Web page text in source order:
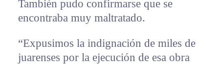
También pudo confirmarse que se
encontraba muy maltratado.
“Expusimos la indignación de miles de
juarenses por la ejecución de esa obra